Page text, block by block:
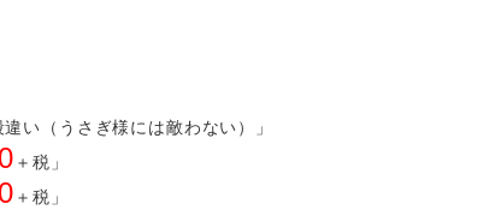
い（うさぎ様には敵わない）」
＋税」
＋税」